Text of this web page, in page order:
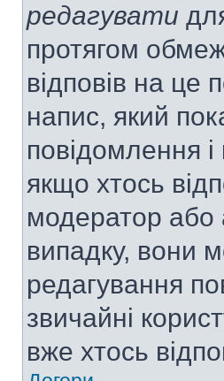
редагувати
протягом
відповів на це
напис, який
повідомлення
якщо хтось
модератор або
випадку, вони
редагування
звичайні
вже хтось